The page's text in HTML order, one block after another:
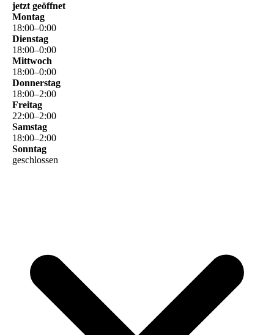
jetzt geöffnet
Montag
18:00–0:00
Dienstag
18:00–0:00
Mittwoch
18:00–0:00
Donnerstag
18:00–2:00
Freitag
22:00–2:00
Samstag
18:00–2:00
Sonntag
geschlossen